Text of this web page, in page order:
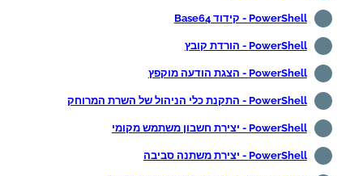
PowerShell - קידוד Base64
PowerShell - הורדת קובץ
PowerShell - הצגת הודעה מוקפץ
PowerShell - התקנת כלי הניהול של השרת המרוחק
PowerShell - יצירת חשבון משתמש מקומי
PowerShell - יצירת משתנה סביבה